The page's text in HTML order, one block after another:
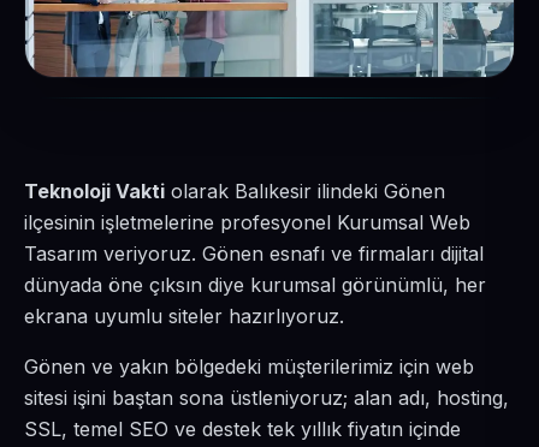
Teknoloji Vakti olarak Balıkesir ilindeki Gönen
ilçesinin işletmelerine profesyonel Kurumsal Web
Tasarım veriyoruz. Gönen esnafı ve firmaları dijital
dünyada öne çıksın diye kurumsal görünümlü, her
ekrana uyumlu siteler hazırlıyoruz.
Gönen ve yakın bölgedeki müşterilerimiz için web
sitesi işini baştan sona üstleniyoruz; alan adı, hosting,
SSL, temel SEO ve destek tek yıllık fiyatın içinde